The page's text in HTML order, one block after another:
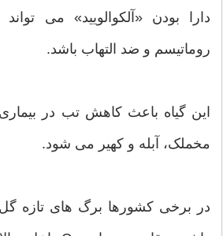
دارا بودن «آلکوالویید» می
روماتیسم و ضد التهاب باشد.
این گیاه باعث کاهش تب در
مخملک، آبله و کهیر می شود.
در برخی کشورها برگ های تازه